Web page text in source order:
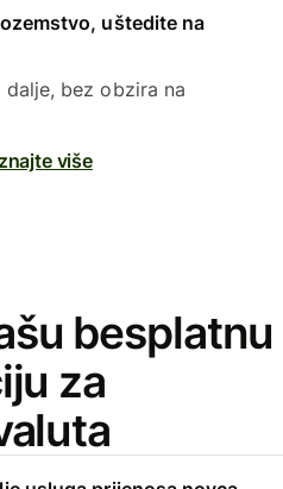
uštedite na
bez obzira na
više
besplatnu
za